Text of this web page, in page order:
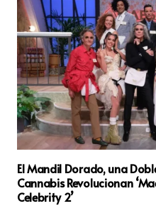
El Mandil Dorado, una
Cannabis Revolucionan
Celebrity 2’